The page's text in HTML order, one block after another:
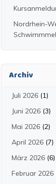
Nordrhein-
Archiv
Juli 2026 (1)
Juni 2026 (3)
Mai 2026 (2)
April 2026 (7)
März 2026 (6)
Februar 2026